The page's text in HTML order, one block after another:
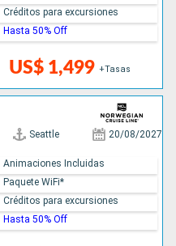
US$ 1,499 +Tasas
Créditos para excursiones
Hasta 50% Off
Seattle 20/08/2027
Animaciones Incluidas
Paquete WiFi*
Créditos para excursiones
Hasta 50% Off